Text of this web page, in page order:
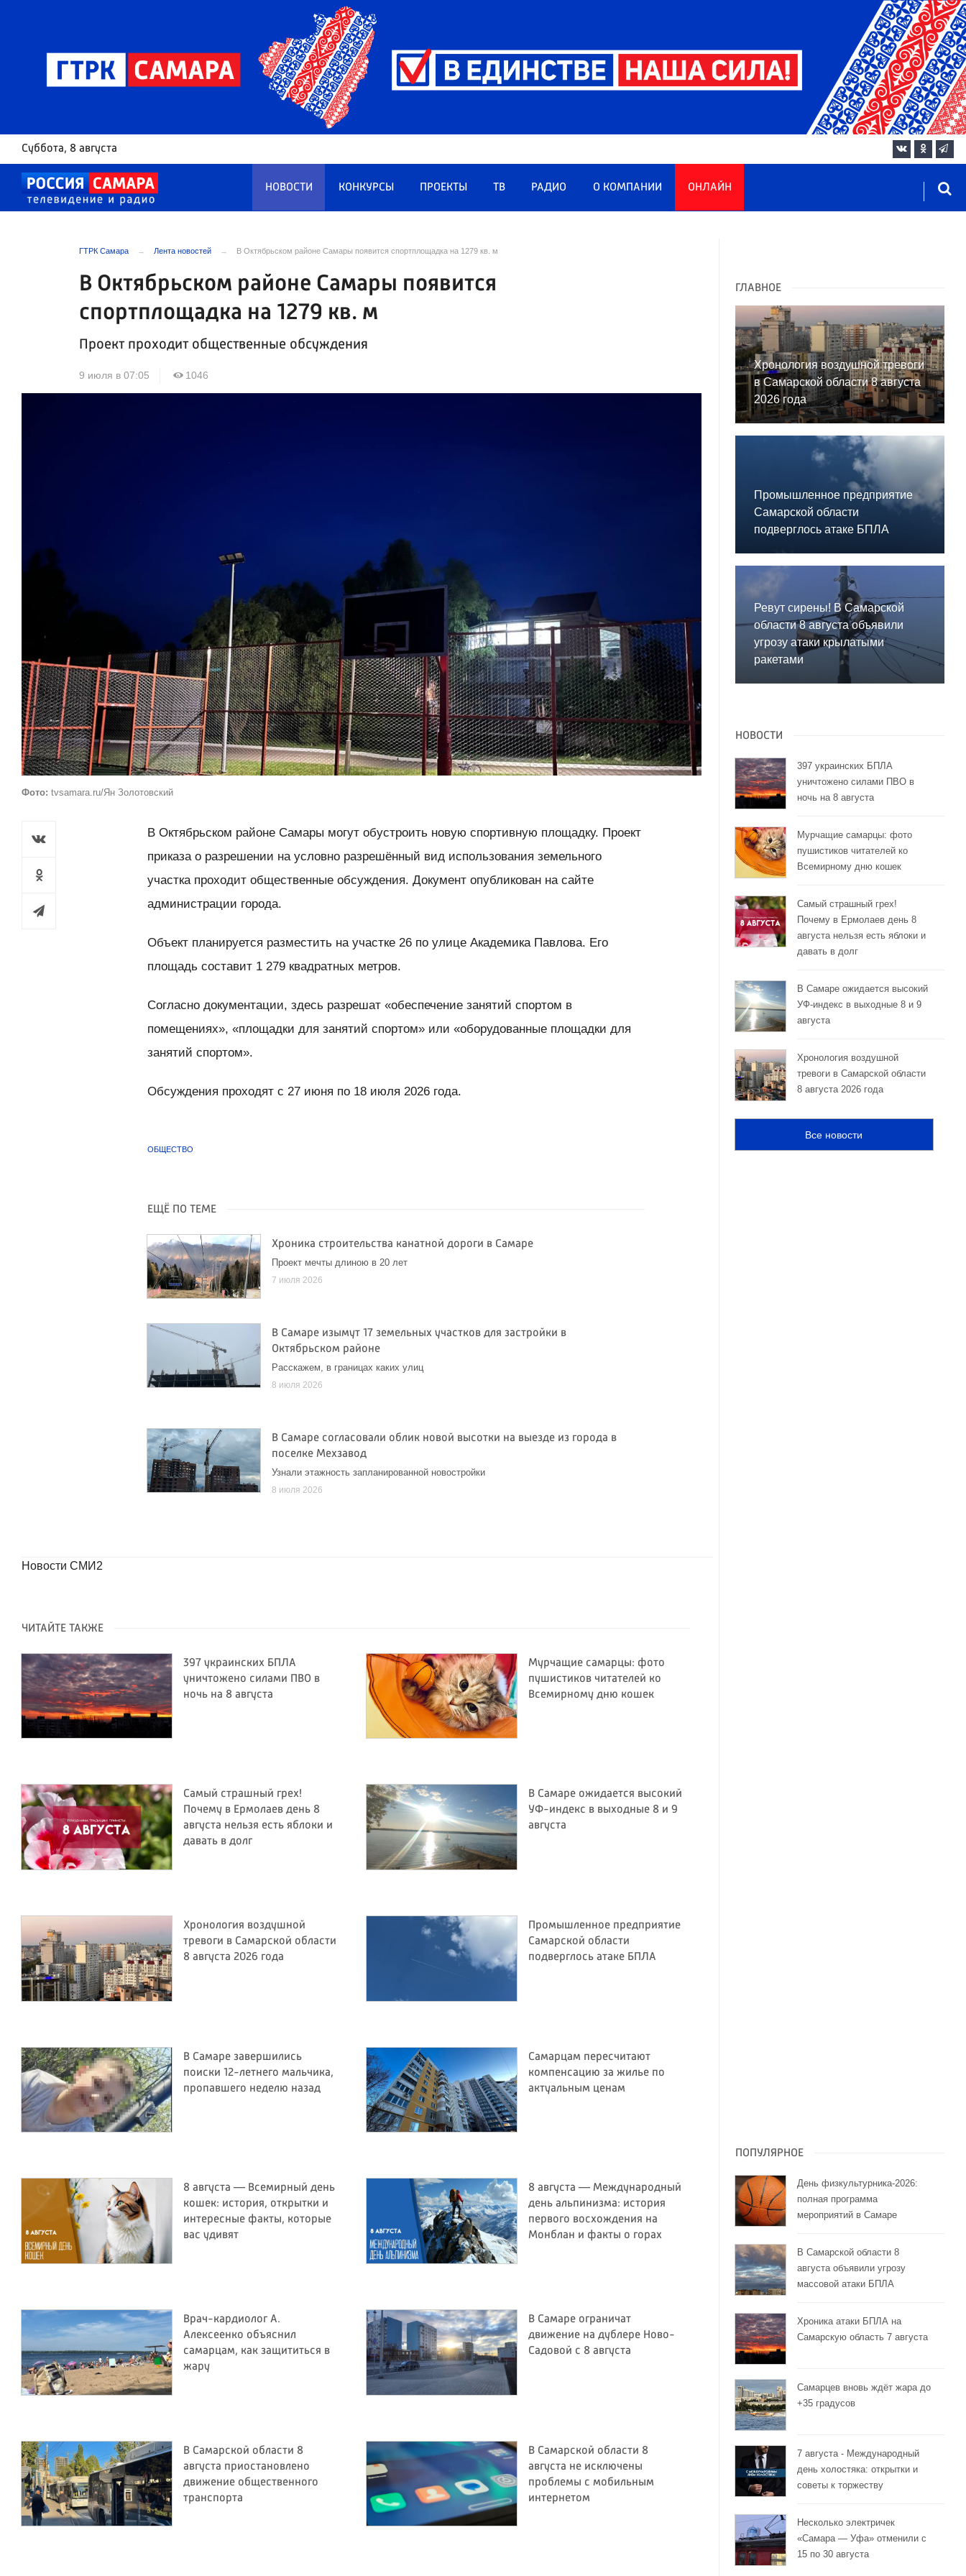
Суббота, 8 августа
НОВОСТИ КОНКУРСЫ ПРОЕКТЫ ТВ РАДИО О КОМПАНИИ ОНЛАЙН
ГТРК Самара Лента новостей В Октябрьском районе Самары появится спортплощадка на 1279 кв. м
В Октябрьском районе Самары появится
спортплощадка на 1279 кв. м
Проект проходит общественные обсуждения
9 июля в 07:05 1046
Фото: tvsamara.ru/Ян Золотовский
В Октябрьском районе Самары могут обустроить новую спортивную площадку. Проект
приказа о разрешении на условно разрешённый вид использования земельного
участка проходит общественные обсуждения. Документ опубликован на сайте
администрации города.
Объект планируется разместить на участке 26 по улице Академика Павлова. Его
площадь составит 1 279 квадратных метров.
Согласно документации, здесь разрешат «обеспечение занятий спортом в
помещениях», «площадки для занятий спортом» или «оборудованные площадки для
занятий спортом».
Обсуждения проходят с 27 июня по 18 июля 2026 года.
ОБЩЕСТВО
ЕЩЁ ПО ТЕМЕ
Хроника строительства канатной дороги в Самаре
Проект мечты длиною в 20 лет
7 июля 2026
В Самаре изымут 17 земельных участков для застройки в
Октябрьском районе
Расскажем, в границах каких улиц
8 июля 2026
В Самаре согласовали облик новой высотки на выезде из города в
поселке Мехзавод
Узнали этажность запланированной новостройки
8 июля 2026
Новости СМИ2
ЧИТАЙТЕ ТАКЖЕ
397 украинских БПЛА
уничтожено силами ПВО в
ночь на 8 августа
Мурчащие самарцы: фото
пушистиков читателей ко
Всемирному дню кошек
Самый страшный грех!
Почему в Ермолаев день 8
августа нельзя есть яблоки и
давать в долг
В Самаре ожидается высокий
УФ-индекс в выходные 8 и 9
августа
Хронология воздушной
тревоги в Самарской области
8 августа 2026 года
Промышленное предприятие
Самарской области
подверглось атаке БПЛА
В Самаре завершились
поиски 12-летнего мальчика,
пропавшего неделю назад
Самарцам пересчитают
компенсацию за жилье по
актуальным ценам
8 августа — Всемирный день
кошек: история, открытки и
интересные факты, которые
вас удивят
8 августа — Международный
день альпинизма: история
первого восхождения на
Монблан и факты о горах
Врач-кардиолог А.
Алексеенко объяснил
самарцам, как защититься в
жару
В Самаре ограничат
движение на дублере Ново-
Садовой с 8 августа
В Самарской области 8
августа приостановлено
движение общественного
транспорта
В Самарской области 8
августа не исключены
проблемы с мобильным
интернетом
ГЛАВНОЕ
Хронология воздушной тревоги
в Самарской области 8 августа
2026 года
Промышленное предприятие
Самарской области
подверглось атаке БПЛА
Ревут сирены! В Самарской
области 8 августа объявили
угрозу атаки крылатыми
ракетами
НОВОСТИ
397 украинских БПЛА
уничтожено силами ПВО в
ночь на 8 августа
Мурчащие самарцы: фото
пушистиков читателей ко
Всемирному дню кошек
Самый страшный грех!
Почему в Ермолаев день 8
августа нельзя есть яблоки и
давать в долг
В Самаре ожидается высокий
УФ-индекс в выходные 8 и 9
августа
Хронология воздушной
тревоги в Самарской области
8 августа 2026 года
Все новости
ПОПУЛЯРНОЕ
День физкультурника-2026:
полная программа
мероприятий в Самаре
В Самарской области 8
августа объявили угрозу
массовой атаки БПЛА
Хроника атаки БПЛА на
Самарскую область 7 августа
Самарцев вновь ждёт жара до
+35 градусов
7 августа - Международный
день холостяка: открытки и
советы к торжеству
Несколько электричек
«Самара — Уфа» отменили с
15 по 30 августа